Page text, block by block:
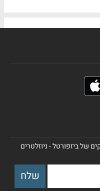
של ביזפורטל - ניוזלטרים